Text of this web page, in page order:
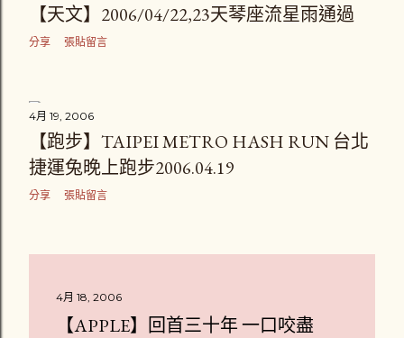
【天文】2006/04/22,23天琴座流星雨通過
分享 張貼留言
4月 19, 2006
【跑步】TAIPEI METRO HASH RUN 台北
捷運兔晚上跑步2006.04.19
分享 張貼留言
4月 18, 2006
【APPLE】回首三十年 一口咬盡